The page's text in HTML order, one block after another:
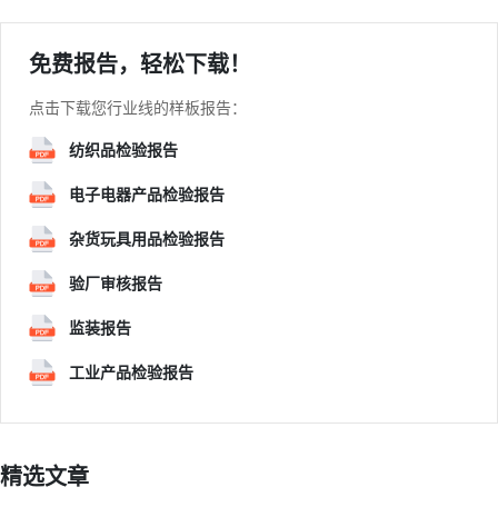
免费报告，轻松下载！
点击下载您行业线的样板报告：
纺织品检验报告
电子电器产品检验报告
杂货玩具用品检验报告
验厂审核报告
监装报告
工业产品检验报告
精选文章